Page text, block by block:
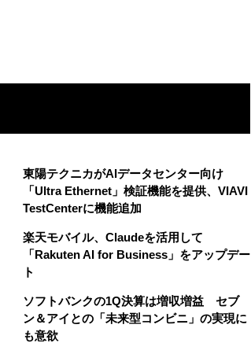
東陽テクニカがAIデータセンター向け
「Ultra Ethernet」検証機能を提供、VIAVI
TestCenterに機能追加
楽天モバイル、Claudeを活用して
「Rakuten AI for Business」をアップデー
ト
ソフトバンクの1Q決算は増収増益 セブ
ン＆アイとの「未来型コンビニ」の実現に
も意欲